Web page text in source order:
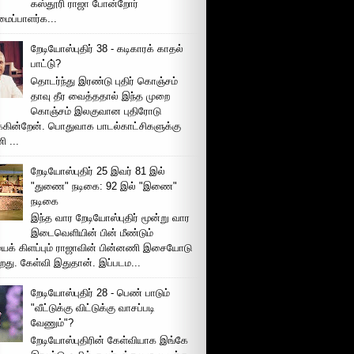
கஸ்தூரி ராஜா போன்றோர்
றேடியோஸ்புதிர் 38 - கடிகாரக் காதல்
பாட்டு்?
தொடர்ந்து இரண்டு புதிர் கொஞ்சம்
தாவு தீர வைத்ததால் இந்த முறை
கொஞ்சம் இலகுவான புதிரோடு
பொதுவாக பாடல்காட்சிகளுக்கு
...
றேடியோஸ்புதிர் 25 இவர் 81 இல்
"துணை" நடிகை: 92 இல் "இணை"
நடிகை
இந்த வார றேடியோஸ்புதிர் மூன்று வார
இடைவெளியின் பின் மீண்டும்
கிளப்பும் ராஜாவின் பின்னணி இசையோடு
கேள்வி இதுதான். இப்படம...
றேடியோஸ்புதிர் 28 - பெண் பாடும்
"வீட்டுக்கு விட்டுக்கு வாசப்படி
வேணும்"?
றேடியோஸ்புதிரின் கேள்வியாக இங்கே